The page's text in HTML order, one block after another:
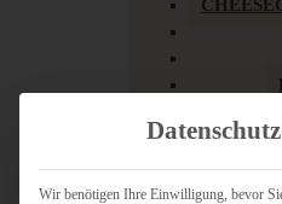
LOW
MY
Wir benötigen Ihre Einwilligung, bevor